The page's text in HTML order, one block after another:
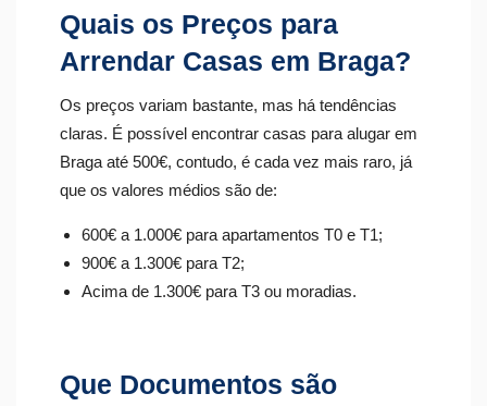
Quais os Preços para
Arrendar Casas em Braga?
Os preços variam bastante, mas há tendências
claras. É possível encontrar casas para alugar em
Braga até 500€, contudo, é cada vez mais raro, já
que os valores médios são de:
600€ a 1.000€ para apartamentos T0 e T1;
900€ a 1.300€ para T2;
Acima de 1.300€ para T3 ou moradias.
Que Documentos são